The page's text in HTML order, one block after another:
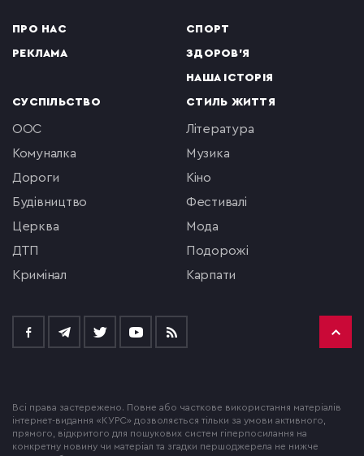
ПРО НАС
РЕКЛАМА
СПОРТ
ЗДОРОВ'Я
НАША ІСТОРІЯ
СУСПІЛЬСТВО
ООС
комуналка
Дороги
будівництво
церква
ДТП
кримінал
СТИЛЬ ЖИТТЯ
література
музика
кіно
фестивалі
мода
подорожі
Карпати
Всі права застережено. Повне або часткове використання матеріалів
інтернет-видання «КУРС» дозволяється тільки за умови активного,
прямого, відкритого для пошукових систем гіперпосилання на
конкретну новину чи матеріал та згадки першоджерела не нижче